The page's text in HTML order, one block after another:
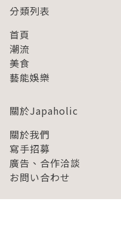
分類列表
首頁
潮流
美食
藝能娛樂
關於Japaholic
關於我們
寫手招募
廣告、合作洽談
お問い合わせ